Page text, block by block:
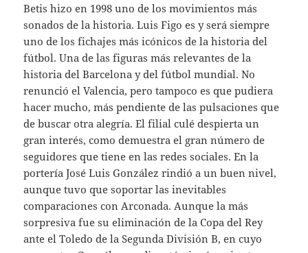
Betis hizo en 1998 uno de los movimientos más
sonados de la historia. Luis Figo es y será siempre
uno de los fichajes más icónicos de la historia del
fútbol. Una de las figuras más relevantes de la
historia del Barcelona y del fútbol mundial. No
renunció el Valencia, pero tampoco es que pudiera
hacer mucho, más pendiente de las pulsaciones que
de buscar otra alegría. El filial culé despierta un
gran interés, como demuestra el gran número de
seguidores que tiene en las redes sociales. En la
portería José Luis González rindió a un buen nivel,
aunque tuvo que soportar las inevitables
comparaciones con Arconada. Aunque la más
sorpresiva fue su eliminación de la Copa del Rey
ante el Toledo de la Segunda División B, en cuyo